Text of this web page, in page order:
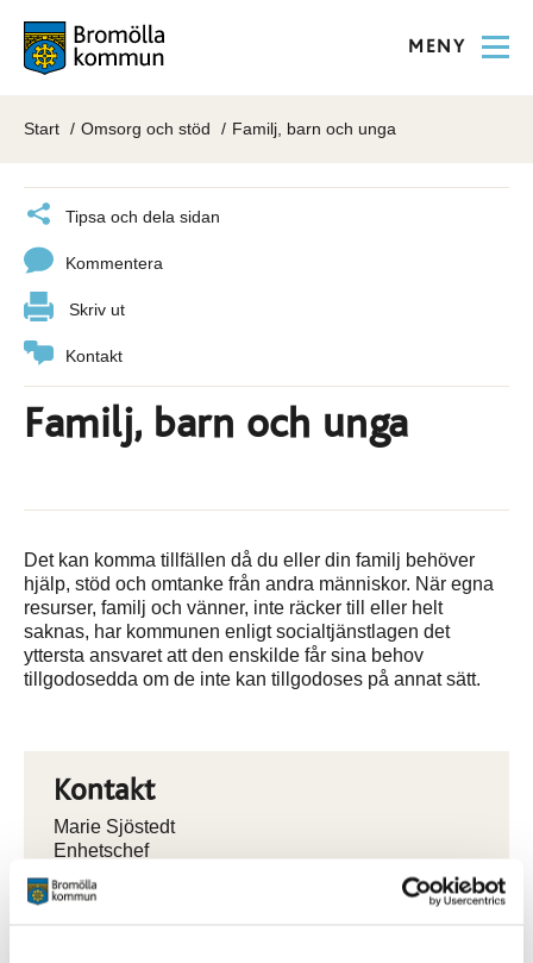
MENY
Start Omsorg och stöd Familj, barn och unga
Tipsa och dela sidan
Kommentera
Skriv ut
Kontakt
Familj, barn och unga
Det kan komma tillfällen då du eller din familj behöver
hjälp, stöd och omtanke från andra människor. När egna
resurser, familj och vänner, inte räcker till eller helt
saknas, har kommunen enligt socialtjänstlagen det
yttersta ansvaret att den enskilde får sina behov
tillgodosedda om de inte kan tillgodoses på annat sätt.
Kontakt
Marie Sjöstedt
Enhetschef
0456-82 26 10
marie.sjostedt@bromolla.se